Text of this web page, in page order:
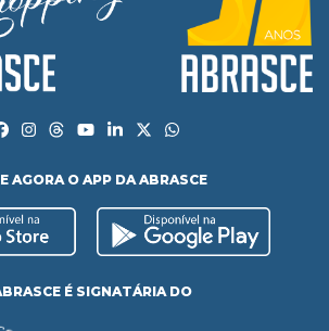
AGORA O APP DA ABRASCE
É SIGNATÁRIA DO